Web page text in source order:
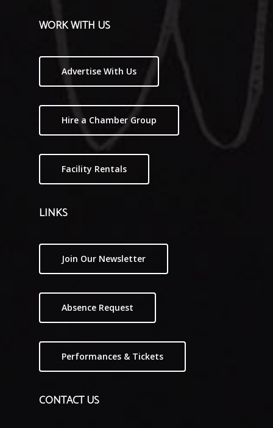
WORK WITH US
Advertise With Us
Hire a Chamber Group
Facility Rentals
LINKS
Join Our Newsletter
Absence Request
Performances & Tickets
CONTACT US